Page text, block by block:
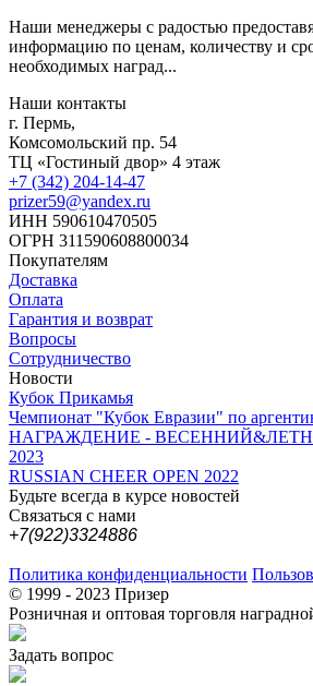
Наши менеджеры с радостью
информацию по ценам, количеству и
необходимых наград...
Наши контакты
г. Пермь,
Комсомольский пр. 54
ТЦ «Гостиный двор» 4 этаж
+7 (342) 204-14-47
prizer59@yandex.ru
ИНН 590610470505
ОГРН 311590608800034
Покупателям
Доставка
Оплата
Гарантия и возврат
Вопросы
Сотрудничество
Новости
Кубок Прикамья
Чемпионат "Кубок Евразии" по
НАГРАЖДЕНИЕ -
2023
RUSSIAN CHEER OPEN 2022
Будьте всегда в курсе новостей
Связаться с нами
+7(922)3324886
Политика конфиденциальности
© 1999 - 2023 Призер
Розничная и оптовая торговля
Задать вопрос